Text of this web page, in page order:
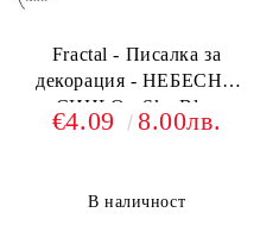
Fractal - Писалка за
декорация - НЕБЕСНО
СИНЬО - Sky Blue
€4.09 8.00лв.
В наличност